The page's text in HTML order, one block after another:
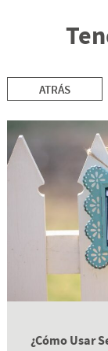
ATRÁS
¿Cómo Usar